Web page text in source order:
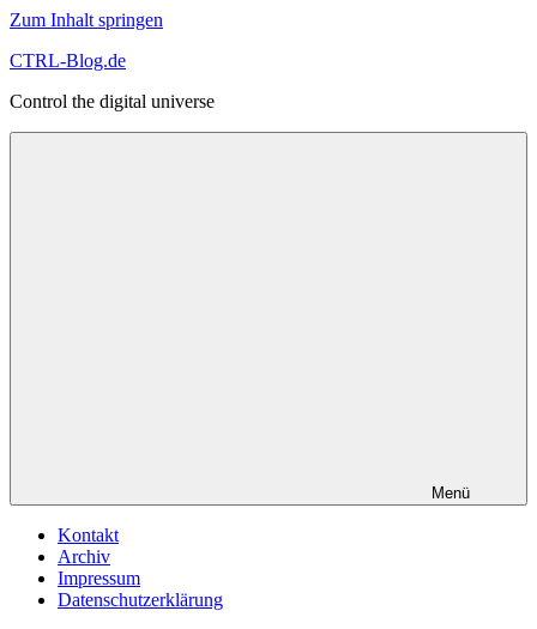
Zum Inhalt springen
CTRL-Blog.de
Control the digital universe
Menü
Kontakt
Archiv
Impressum
Datenschutzerklärung